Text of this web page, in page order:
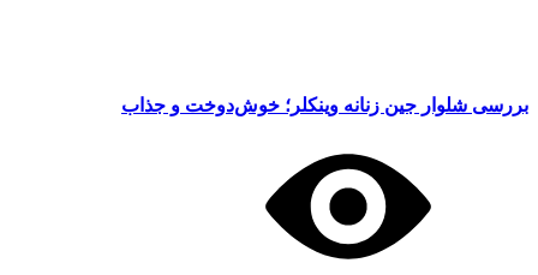
بررسی شلوار جین زنانه وینکلر؛ خوش‌دوخت و جذاب